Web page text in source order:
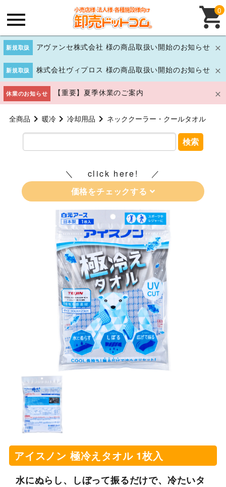
新規取扱 アヴァンセ株式会社 様の商品取扱い開始のお知らせ
新規取扱 株式会社ヴィプロス 様の商品取扱い開始のお知らせ
休業のお知らせ 【重要】夏季休業のご案内
0
全商品 暖冷 冷却用品 ネッククーラー・クールタオル
検索
click here!
価格をチェックする
アイスノン 極冷えタオル 1枚入
水にぬらし、しぼって振るだけで、冷たいタ